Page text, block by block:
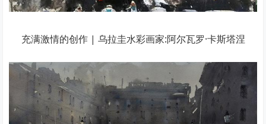
充满激情的创作 | 乌拉圭水彩画家:阿尔瓦罗·卡斯塔涅